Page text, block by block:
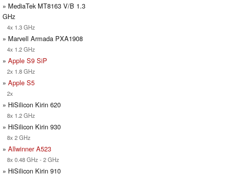
» MediaTek MT8163 V/B 1.3
GHz
4x 1.3 GHz
» Marvell Armada PXA1908
4x 1.2 GHz
» Apple S9 SiP
2x 1.8 GHz
» Apple S5
2x
» HiSilicon Kirin 620
8x 1.2 GHz
» HiSilicon Kirin 930
8x 2 GHz
» Allwinner A523
8x 0.48 GHz - 2 GHz
» HiSilicon Kirin 910